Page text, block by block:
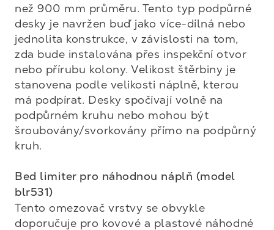
než 900 mm průměru. Tento typ podpůrné
desky je navržen buď jako více-dílná nebo
jednolita konstrukce, v závislosti na tom,
zda bude instalována přes inspekční otvor
nebo přírubu kolony. Velikost štěrbiny je
stanovena podle velikosti náplně, kterou
má podpírat. Desky spočívají volně na
podpůrném kruhu nebo mohou být
šroubovány/svorkovány přímo na podpůrný
kruh.
Bed limiter pro náhodnou náplň (model
blr531)
Tento omezovač vrstvy se obvykle
doporučuje pro kovové a plastové náhodné